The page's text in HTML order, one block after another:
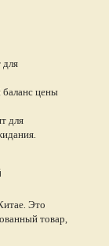
для
цены
для
Это
товар,